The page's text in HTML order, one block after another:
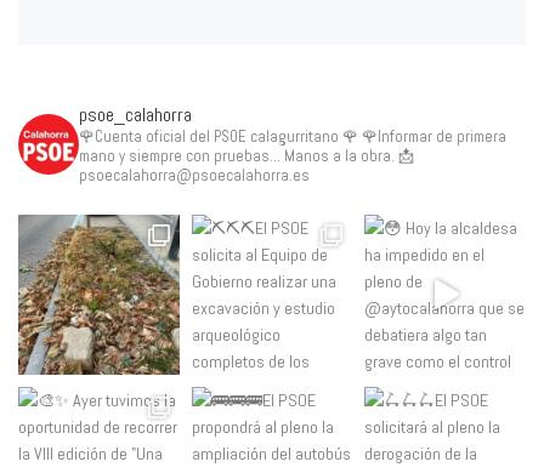
psoe_calahorra
🌹Cuenta oficial del PSOE calagurritano 🌹 🌹Informar de primera
mano y siempre con pruebas... Manos a la obra. 📩
psoecalahorra@psoecalahorra.es